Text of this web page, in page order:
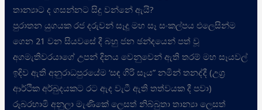
තාන්‍යාට ද ගසන්නට සිදු වන්නේ ඇයි?
පුරාතන යුගයක රජ දරුවන් සෑදූ මහ සෑ සංකල්පය එලෙසින්ම
ගෙන 21 වන සියවසේ දී බහු ජන ඡන්දයෙන් පත් වූ
අගමැතිවරයාගේ උපන් දිනය වෙනුවෙන් ඇති තරම් මහ සෑයවල්
ඉදිව ඇති අනුරාධපුරයේම ‘සඳ ගිරි සෑය” නමින් තනද්දී (උග්‍ර
ආර්ථික අර්බුදයකට රට ඇද වැටී ඇති තත්වයක දී පවා)
රූබරහාමි අනුලා මැණිකේ ලෙසත් නිබ්බුතා තාන්‍යා ලෙසත්